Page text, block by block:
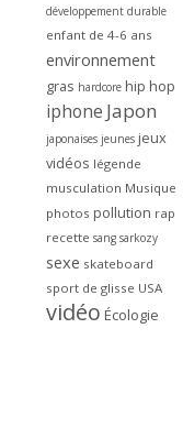
développement durable
enfant de 4-6 ans
environnement
gras hardcore hip hop
iphone Japon
japonaises jeunes jeux
vidéos légende
musculation Musique
photos pollution rap
recette sang sarkozy
sexe skateboard
sport de glisse USA
vidéo Écologie